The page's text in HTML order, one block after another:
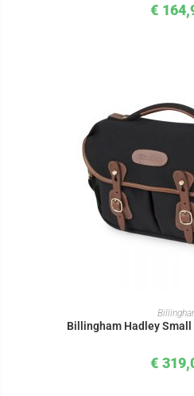
€
IN DEN
Billingham Hadley Small
€